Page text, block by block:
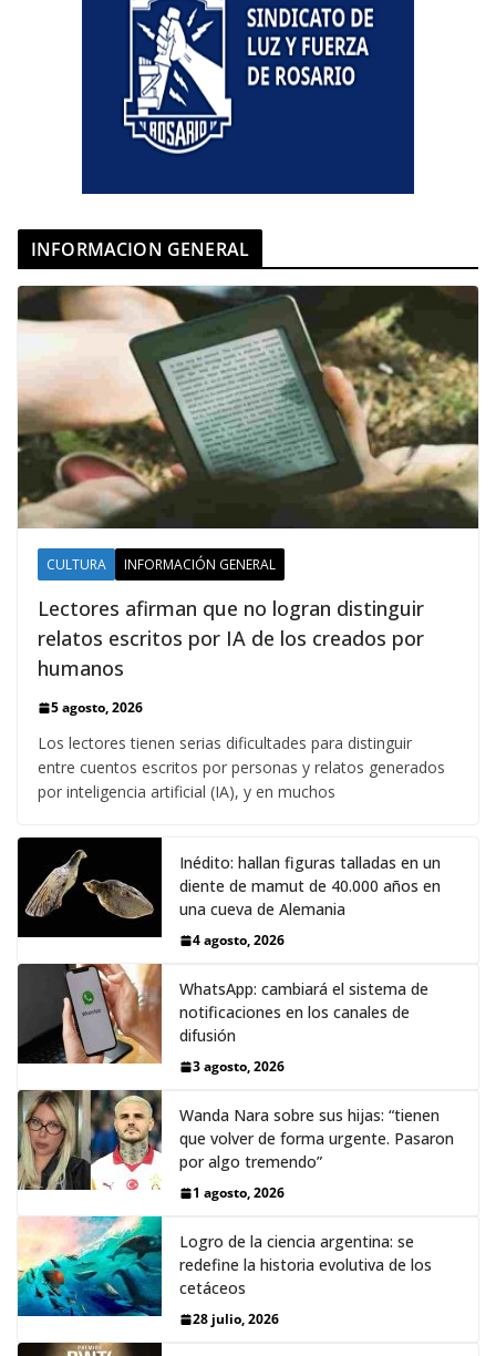
INFORMACION GENERAL
CULTURA INFORMACIÓN GENERAL
Lectores afirman que no logran distinguir
relatos escritos por IA de los creados por
humanos
5 agosto, 2026
Los lectores tienen serias dificultades para distinguir
entre cuentos escritos por personas y relatos generados
por inteligencia artificial (IA), y en muchos
Inédito: hallan figuras talladas en un
diente de mamut de 40.000 años en
una cueva de Alemania
4 agosto, 2026
WhatsApp: cambiará el sistema de
notificaciones en los canales de
difusión
3 agosto, 2026
Wanda Nara sobre sus hijas: “tienen
que volver de forma urgente. Pasaron
por algo tremendo”
1 agosto, 2026
Logro de la ciencia argentina: se
redefine la historia evolutiva de los
cetáceos
28 julio, 2026